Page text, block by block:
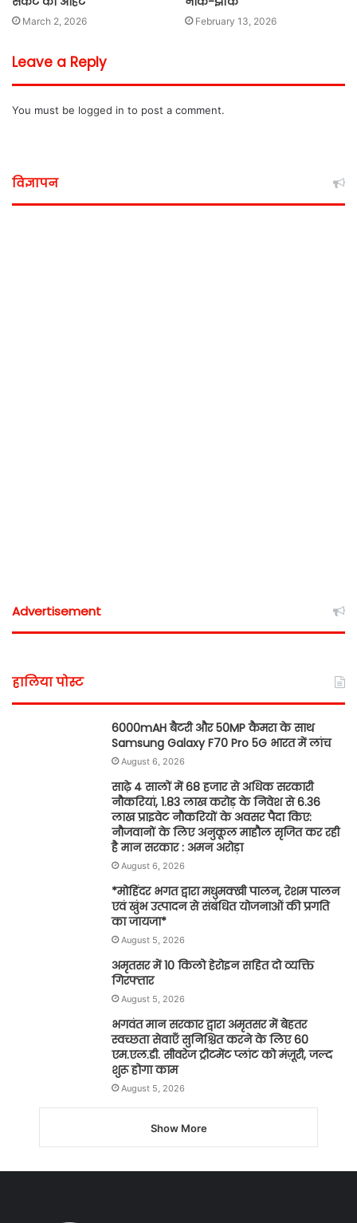
March 2, 2026 February 13, 2026
Leave a Reply
You must be logged in to post a comment.
विज्ञापन
Advertisement
हालिया पोस्ट
6000mAH बैटरी और 50MP कैमरा के साथ
Samsung Galaxy F70 Pro 5G भारत में लांच
August 6, 2026
साढ़े 4 सालों में 68 हजार से अधिक सरकारी
नौकरियां, 1.83 लाख करोड़ के निवेश से 6.36
लाख प्राइवेट नौकरियों के अवसर पैदा किए:
नौजवानों के लिए अनुकूल माहौल सृजित कर रही
है मान सरकार : अमन अरोड़ा
August 6, 2026
*मोहिंदर भगत द्वारा मधुमक्खी पालन, रेशम पालन
एवं खुंभ उत्पादन से संबंधित योजनाओं की प्रगति
का जायजा*
August 5, 2026
अमृतसर में 10 किलो हेरोइन सहित दो व्यक्ति
गिरफ्तार
August 5, 2026
भगवंत मान सरकार द्वारा अमृतसर में बेहतर
स्वच्छता सेवाएँ सुनिश्चित करने के लिए 60
एम.एल.डी. सीवरेज ट्रीटमेंट प्लांट को मंज़ूरी, जल्द
शुरू होगा काम
August 5, 2026
Show More